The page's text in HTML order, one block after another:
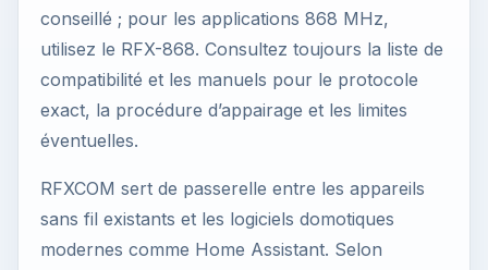
conseillé ; pour les applications 868 MHz,
utilisez le RFX-868. Consultez toujours la liste de
compatibilité et les manuels pour le protocole
exact, la procédure d’appairage et les limites
éventuelles.
RFXCOM sert de passerelle entre les appareils
sans fil existants et les logiciels domotiques
modernes comme Home Assistant. Selon